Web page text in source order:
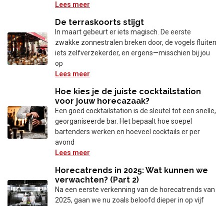
Lees meer
De terraskoorts stijgt
In maart gebeurt er iets magisch. De eerste
zwakke zonnestralen breken door, de vogels fluiten
iets zelfverzekerder, en ergens—misschien bij jou
op
Lees meer
Hoe kies je de juiste cocktailstation
voor jouw horecazaak?
Een goed cocktailstation is de sleutel tot een snelle,
georganiseerde bar. Het bepaalt hoe soepel
bartenders werken en hoeveel cocktails er per
avond
Lees meer
Horecatrends in 2025: Wat kunnen we
verwachten? (Part 2)
Na een eerste verkenning van de horecatrends van
2025, gaan we nu zoals beloofd dieper in op vijf